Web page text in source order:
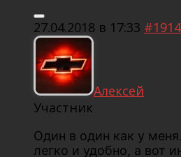
27.04.2018 в 17:33
Алексей
Участник
Один в один как у
легко и удобно, а вот